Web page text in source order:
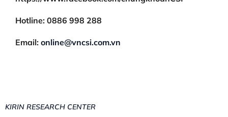
Hotline: 0886 998 288
Email: online@vncsi.com.vn
KIRIN RESEARCH CENTER